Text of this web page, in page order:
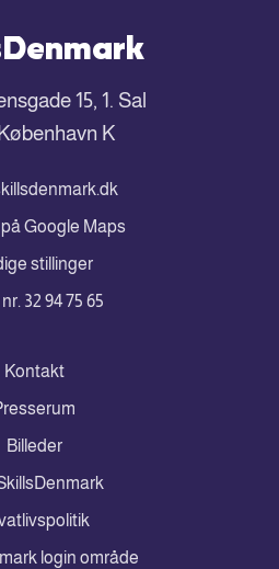
15, 1. Sal
K
Google Maps
stillinger
32 94 75 65
Kontakt
Billeder
login område